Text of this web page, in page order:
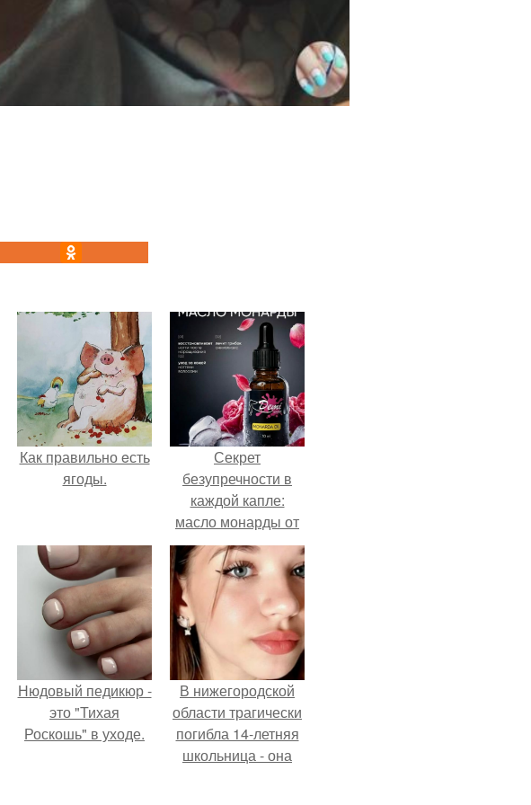
Как правильно eсть
ягоды.
Секрет
безупречности в
каждой капле:
масло монарды от
Demi Sweet.
Нюдовый педикюр -
это "Тихая
Роскошь" в уходе.
В нижегородской
области трагически
погибла 14-летняя
школьница - она